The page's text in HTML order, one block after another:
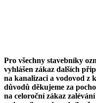
Pro všechny stavebníky
vyhlášen zákaz dalších
na kanalizaci a vodovod z
důvodů děkujeme za
na celoroční zákaz